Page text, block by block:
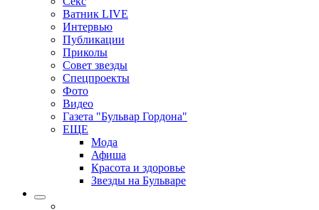
Ватник LIVE
Интервью
Публикации
Приколы
Совет звезды
Спецпроекты
Фото
Видео
Газета "Бульвар Гордона"
ЕЩЕ
Мода
Афиша
Красота и здоровье
Звезды на Бульваре